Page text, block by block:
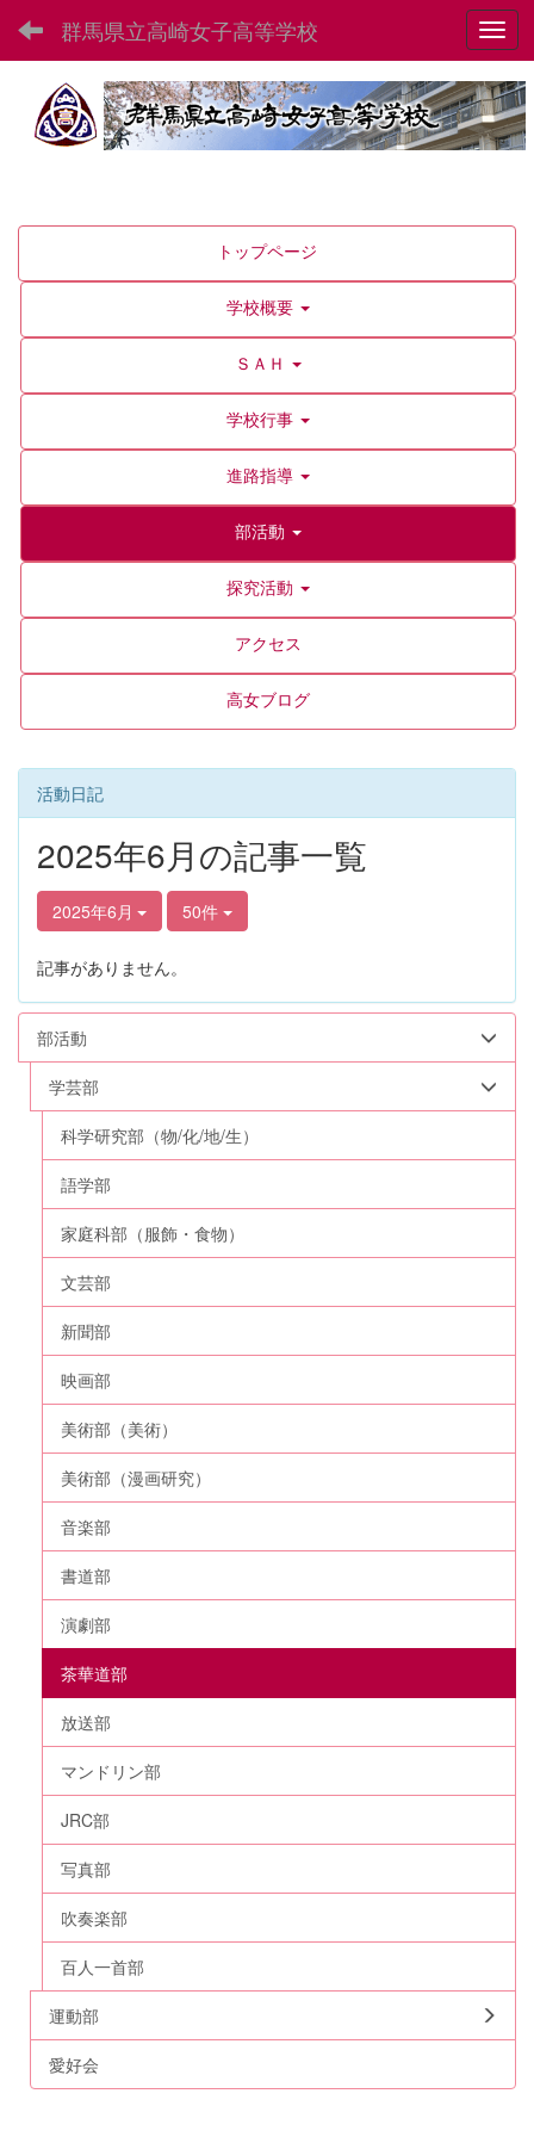
群馬県立高崎女子高等学校
トップページ
学校概要
ＳＡＨ
学校行事
進路指導
部活動
探究活動
アクセス
高女ブログ
活動日記
2025年6月の記事一覧
2025年6月 50件
記事がありません。
部活動
学芸部
科学研究部（物/化/地/生）
語学部
家庭科部（服飾・食物）
文芸部
新聞部
映画部
美術部（美術）
美術部（漫画研究）
音楽部
書道部
演劇部
茶華道部
放送部
マンドリン部
JRC部
写真部
吹奏楽部
百人一首部
運動部
愛好会